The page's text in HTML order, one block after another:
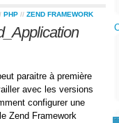
PHP // ZEND FRAMEWORK
paraitre à première
avec les versions
configurer une
Zend Framework